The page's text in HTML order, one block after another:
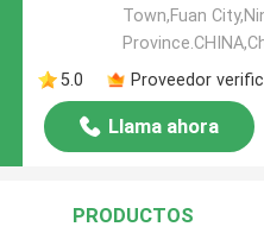
Town,Fuan
5.0
Proveedor
Llama ahora
PRODUCTOS